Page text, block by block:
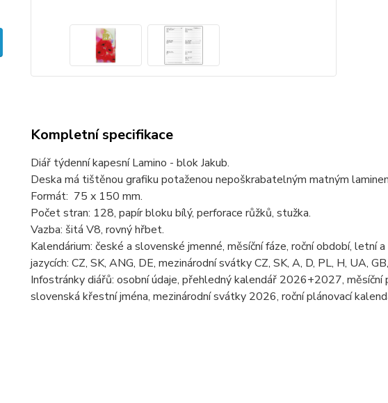
Kompletní specifikace
Diář týdenní kapesní Lamino - blok Jakub.
Deska má tištěnou grafiku potaženou nepoškrabatelným matným
Formát: 75 x 150 mm.
Počet stran: 128, papír bloku bílý, perforace růžků, stužka.
Vazba: šitá V8, rovný hřbet.
Kalendárium: české a slovenské jmenné, měsíční fáze, roční období, letní
jazycích: CZ, SK, ANG, DE, mezinárodní svátky CZ, SK, A, D, PL, H, UA,
Infostránky diářů: osobní údaje, přehledný kalendář 2026+2027,
slovenská křestní jména, mezinárodní svátky 2026, roční plánovací